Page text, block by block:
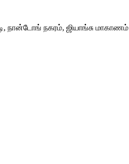
நான்டோங் நகரம், ஜியாங்சு மாகாணம்